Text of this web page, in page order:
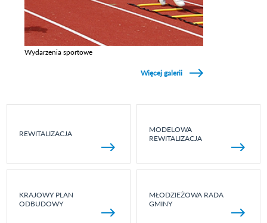
Wydarzenia sportowe
Więcej galerii
REWITALIZACJA
MODELOWA
REWITALIZACJA
KRAJOWY PLAN
ODBUDOWY
MŁODZIEŻOWA RADA
GMINY